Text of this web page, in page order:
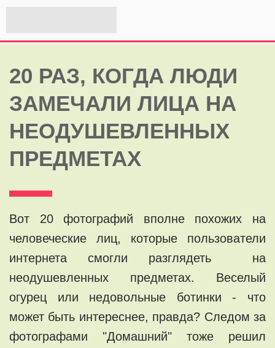
20 РАЗ, КОГДА ЛЮДИ
ЗАМЕЧАЛИ ЛИЦА НА
НЕОДУШЕВЛЕННЫХ
ПРЕДМЕТАХ
Вот 20 фотографий вполне похожих на
человеческие лиц, которые пользователи
интернета смогли разглядеть на
неодушевленных предметах. Веселый
огурец или недовольные ботинки - что
может быть интереснее, правда? Следом за
фотографами "Домашний" тоже решил